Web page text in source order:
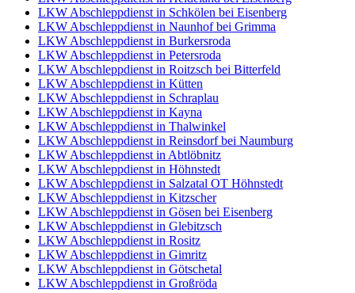
LKW Abschleppdienst in Schkölen bei Eisenberg
LKW Abschleppdienst in Naunhof bei Grimma
LKW Abschleppdienst in Burkersroda
LKW Abschleppdienst in Petersroda
LKW Abschleppdienst in Roitzsch bei Bitterfeld
LKW Abschleppdienst in Kütten
LKW Abschleppdienst in Schraplau
LKW Abschleppdienst in Kayna
LKW Abschleppdienst in Thalwinkel
LKW Abschleppdienst in Reinsdorf bei Naumburg
LKW Abschleppdienst in Abtlöbnitz
LKW Abschleppdienst in Höhnstedt
LKW Abschleppdienst in Salzatal OT Höhnstedt
LKW Abschleppdienst in Kitzscher
LKW Abschleppdienst in Gösen bei Eisenberg
LKW Abschleppdienst in Glebitzsch
LKW Abschleppdienst in Rositz
LKW Abschleppdienst in Gimritz
LKW Abschleppdienst in Götschetal
LKW Abschleppdienst in Großröda